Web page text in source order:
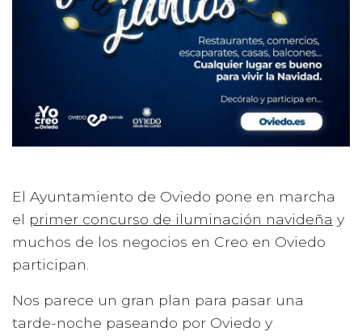
El Ayuntamiento de Oviedo pone en marcha
el primer concurso de iluminación navideña y
muchos de los negocios en Creo en Oviedo
participan.
Nos parece un gran plan para pasar una
tarde-noche paseando por Oviedo y